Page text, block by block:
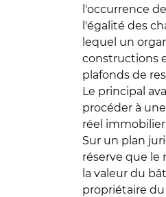
l'occurrence
l'égalité des
lequel un
constructions
plafonds de
Le principal
procéder à
réel
Sur un plan
réserve que le
la valeur du
propriétaire